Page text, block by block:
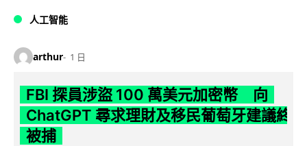
人工智能
arthur 1 日
FBI 探員涉盜 100 萬美元加密幣 向
ChatGPT 尋求理財及移民葡萄牙建議終
被捕